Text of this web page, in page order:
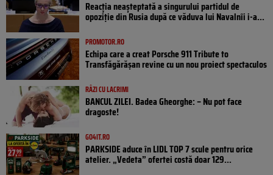
Reacția neașteptată a singurului partidul de
opoziţie din Rusia după ce văduva lui Navalnîi i-a...
PROMOTOR.RO
Echipa care a creat Porsche 911 Tribute to
Transfăgărășan revine cu un nou proiect spectaculos
RÂZI CU LACRIMI
BANCUL ZILEI. Badea Gheorghe: – Nu pot face
dragoste!
GO4IT.RO
PARKSIDE aduce în LIDL TOP 7 scule pentru orice
atelier. „Vedeta” ofertei costă doar 129...